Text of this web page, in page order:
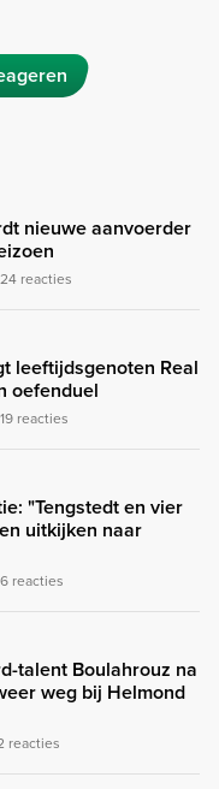
nieuwe aanvoerder
24 reacties
leeftijdsgenoten Real
oefenduel
19 reacties
"Tengstedt en vier
uitkijken naar
6 reacties
talent Boulahrouz na
weg bij Helmond
reacties